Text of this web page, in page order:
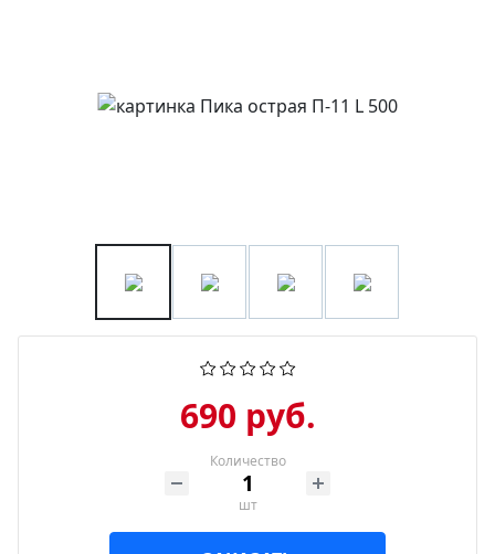
690 руб.
Количество
шт